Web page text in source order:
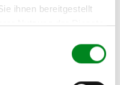
ihnen bereitgestellt
Nutzung der Dienste